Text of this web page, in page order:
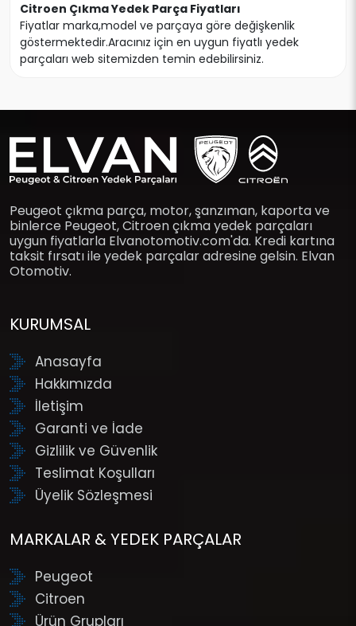
Citroen Çıkma Yedek Parça Fiyatları
Fiyatlar marka,model ve parçaya göre değişkenlik
göstermektedir.Aracınız için en uygun fiyatlı yedek
parçaları web sitemizden temin edebilirsiniz.
Peugeot çıkma parça, motor, şanzıman, kaporta ve
binlerce Peugeot, Citroen çıkma yedek parçaları
uygun fiyatlarla Elvanotomotiv.com'da. Kredi kartına
taksit fırsatı ile yedek parçalar adresine gelsin. Elvan
Otomotiv.
KURUMSAL
Anasayfa
Hakkımızda
İletişim
Garanti ve İade
Gizlilik ve Güvenlik
Teslimat Koşulları
Üyelik Sözleşmesi
MARKALAR & YEDEK PARÇALAR
Peugeot
Citroen
Ürün Grupları